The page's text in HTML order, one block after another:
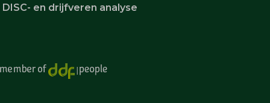
DISC- en drijfveren analyse